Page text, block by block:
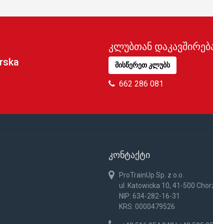
კლუბთან
მისწერეთ კლუბს
662 286 081
კონტაქტი
ProTrainUp Sp. z o.o.
ul. Katowicka 10, 41-500
NIP: 634-282-16-31
KRS: 0000479526